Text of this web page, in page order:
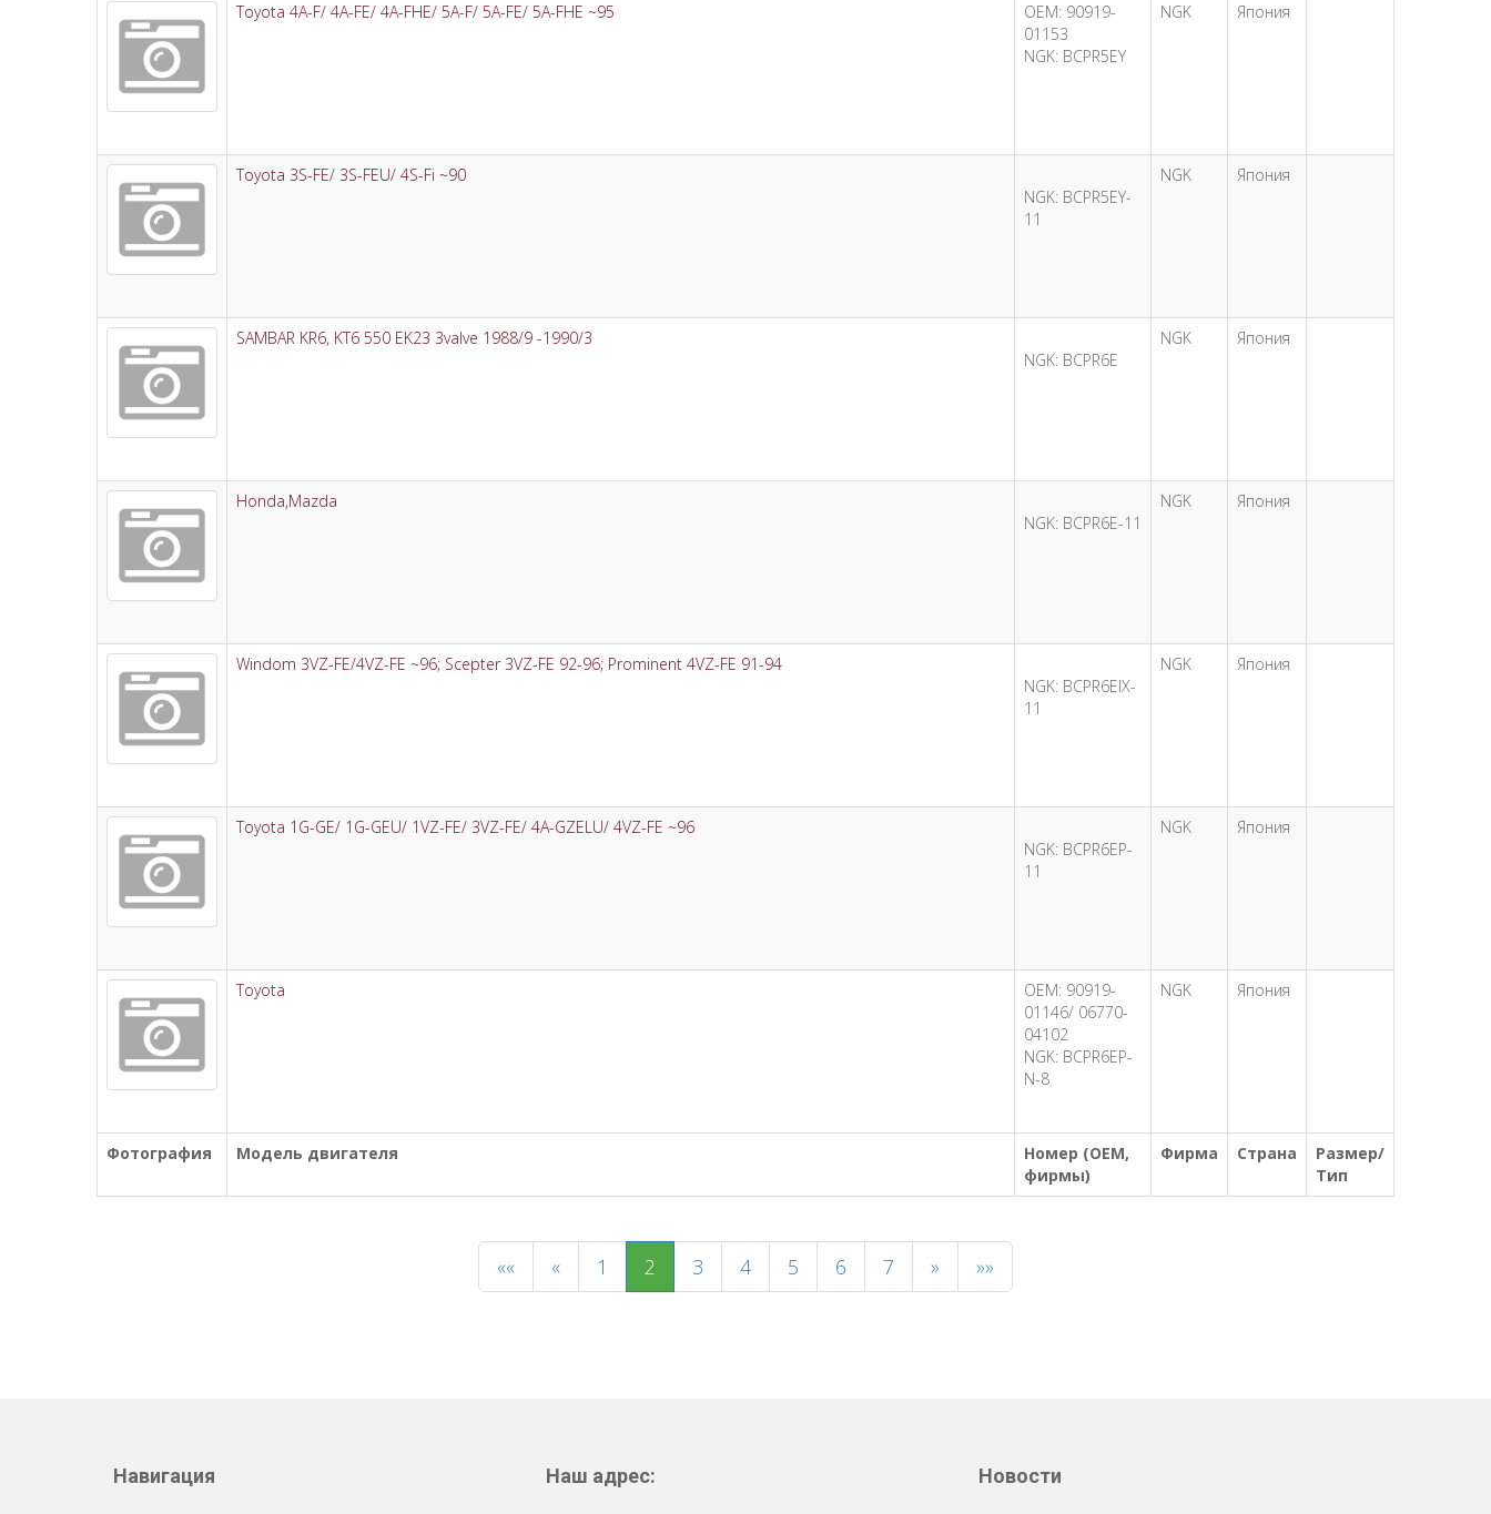
Фотография Модель двигателя
Номер (OEM,
фирмы)
Фирма Страна
Размер/
Тип
Toyota 4A-F/ 4A-FE/ 4A-FHE/ 5A-F/ 5A-FE/ 5A-FHE ~95
OEM: 90919-
01153
NGK: BCPR5EY
NGK Япония
Toyota 3S-FE/ 3S-FEU/ 4S-Fi ~90
NGK: BCPR5EY-
11
NGK Япония
SAMBAR KR6, KT6 550 EK23 3valve 1988/9 -1990/3
NGK: BCPR6E
NGK Япония
Honda,Mazda
NGK: BCPR6E-11
NGK Япония
Windom 3VZ-FE/4VZ-FE ~96; Scepter 3VZ-FE 92-96; Prominent 4VZ-FE 91-94
NGK: BCPR6EIX-
11
NGK Япония
Toyota 1G-GE/ 1G-GEU/ 1VZ-FE/ 3VZ-FE/ 4A-GZELU/ 4VZ-FE ~96
NGK: BCPR6EP-
11
NGK Япония
Toyota
OEM: 90919-
01146/ 06770-
04102
NGK: BCPR6EP-
N-8
NGK Япония
«« « 1 2 3 4 5 6 7 » »»
Навигация Наш адрес: Новости